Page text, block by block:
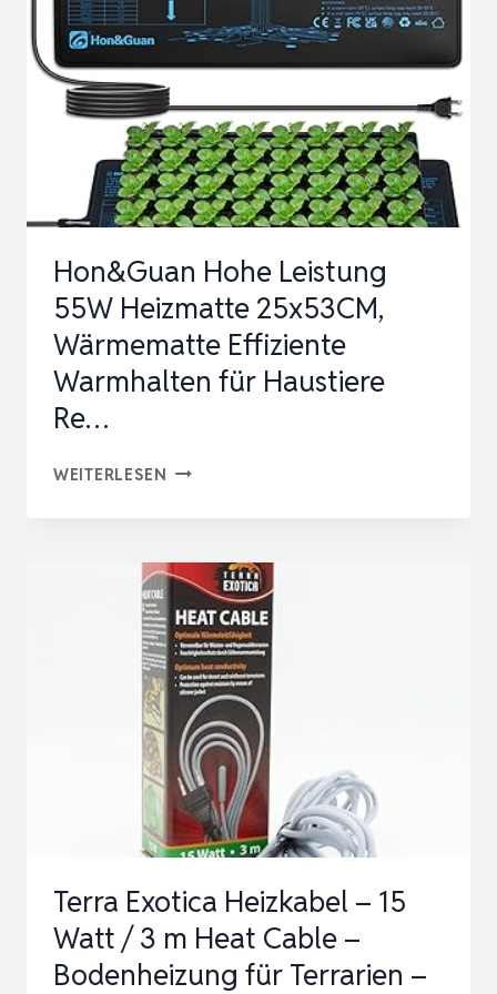
Hon&Guan Hohe Leistung
55W Heizmatte 25x53CM,
Wärmematte Effiziente
Warmhalten für Haustiere
Re…
WEITERLESEN HON&GUAN
55W
HEIZMATTE
25X53CM,
WÄRMEMATTE
EFFIZIENTE
WARMHALTEN
FÜR
HAUSTIERE
RE…
Terra Exotica Heizkabel – 15
Watt / 3 m Heat Cable –
Bodenheizung für Terrarien –